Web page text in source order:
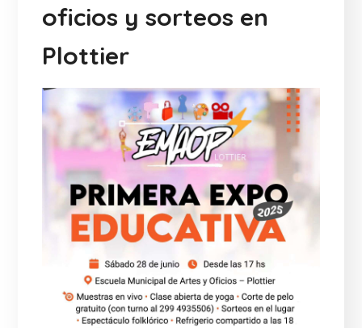
oficios y sorteos en
Plottier